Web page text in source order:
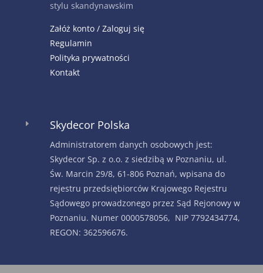
stylu skandynawskim
Załóż konto / Zaloguj się
Regulamin
Polityka prywatności
Kontakt
E Skydecor Polska
Administratorem danych osobowych jest:
Skydecor Sp. z o.o. z siedzibą w Poznaniu, ul.
Św. Marcin 29/8, 61-806 Poznań, wpisana do
rejestru przedsiębiorców Krajowego Rejestru
Sądowego prowadzonego przez Sąd Rejonowy w
Poznaniu. Numer 0000578056, NIP 7792434774,
REGON: 362596676.